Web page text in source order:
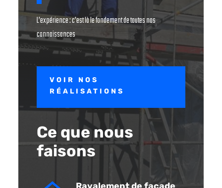
L’expérience : c’est là le fondement de toutes nos
connaissances
VOIR NOS
RÉALISATIONS
Ce que nous
faisons